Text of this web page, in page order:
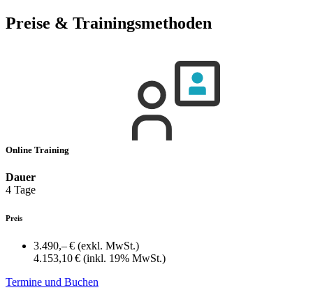
Preise & Trainingsmethoden
Online Training
Dauer
4 Tage
Preis
3.490,– € (exkl. MwSt.)
4.153,10 € (inkl. 19% MwSt.)
Termine und Buchen